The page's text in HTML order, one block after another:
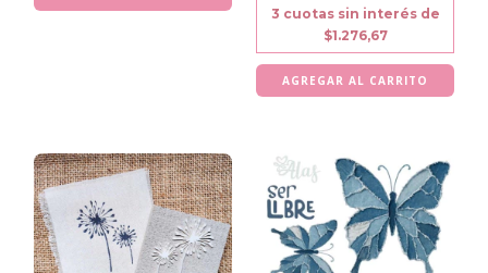
3 cuotas sin interés de
$1.276,67